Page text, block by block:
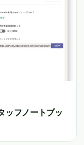
ッフノートブッ